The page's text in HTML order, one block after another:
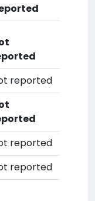
reported
reported
reported